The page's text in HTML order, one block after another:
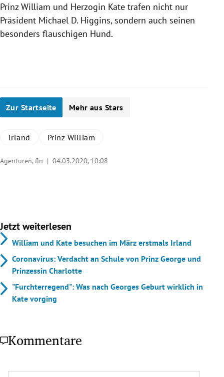
Prinz William und Herzogin Kate trafen nicht nur
Präsident Michael D. Higgins, sondern auch seinen
besonders flauschigen Hund.
Zur Startseite Mehr aus Stars
Irland Prinz William
Agenturen, fln | 04.03.2020, 10:08
Jetzt weiterlesen
William und Kate besuchen im März erstmals Irland
Coronavirus: Verdacht an Schule von Prinz George und
Prinzessin Charlotte
"Furchterregend": Was nach Georges Geburt wirklich in
Kate vorging
Kommentare